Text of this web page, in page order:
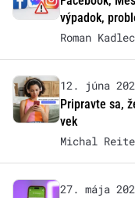
výpadok,
Roman Kadlec
12. júna
Pripravte sa,
vek
Michal
27. mája